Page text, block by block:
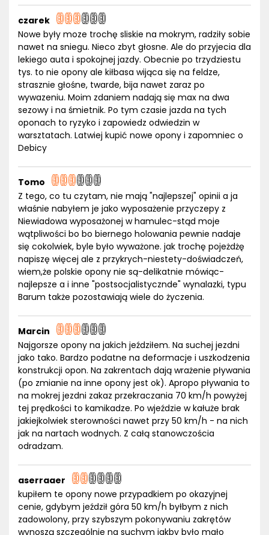
czarek
Nowe były moze trochę sliskie na mokrym, radziły sobie
nawet na sniegu. Nieco zbyt głosne. Ale do przyjecia dla
lekiego auta i spokojnej jazdy. Obecnie po trzydziestu
tys. to nie opony ale kiłbasa wijąca się na feldze,
strasznie głośne, twarde, bija nawet zaraz po
wywazeniu. Moim zdaniem nadają się max na dwa
sezowy i na śmietnik. Po tym czasie jazda na tych
oponach to ryzyko i zapowiedz odwiedzin w
warsztatach. Latwiej kupić nowe opony i zapomniec o
Debicy
Tomo
Z tego, co tu czytam, nie mają "najlepszej" opinii a ja
właśnie nabyłem je jako wyposażenie przyczepy z
Niewiadowa wyposażonej w hamulec-stąd moje
wątpliwości bo bo biernego holowania pewnie nadaje
się cokolwiek, byle było wyważone. jak trochę pojeżdżę
napiszę więcej ale z przykrych-niestety-doświadczeń,
wiem,że polskie opony nie są-delikatnie mówiąc-
najlepsze a i inne "postsocjalistycznde" wynalazki, typu
Barum także pozostawiają wiele do życzenia.
Marcin
Najgorsze opony na jakich jeździłem. Na suchej jezdni
jako tako. Bardzo podatne na deformacje i uszkodzenia
konstrukcji opon. Na zakrentach dają wrażenie pływania
(po zmianie na inne opony jest ok). Apropo pływania to
na mokrej jezdni zakaz przekraczania 70 km/h powyżej
tej prędkości to kamikadze. Po wjeździe w kałuże brak
jakiejkolwiek sterowności nawet przy 50 km/h - na nich
jak na nartach wodnych. Z całą stanowczościa
odradzam.
aserraaer
kupiłem te opony nowe przypadkiem po okazyjnej
cenie, gdybym jeździł góra 50 km/h byłbym z nich
zadowolony, przy szybszym pokonywaniu zakrętów
wynoszą szczególnie na suchym jakby było mało